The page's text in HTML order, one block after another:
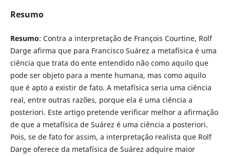
Resumo
Resumo: Contra a interpretação de François Courtine, Rolf
Darge afirma que para Francisco Suárez a metafísica é uma
ciência que trata do ente entendido não como aquilo que
pode ser objeto para a mente humana, mas como aquilo
que é apto a existir de fato. A metafísica seria uma ciência
real, entre outras razões, porque ela é uma ciência a
posteriori. Este artigo pretende verificar melhor a afirmação
de que a metafísica de Suárez é uma ciência a posteriori.
Pois, se de fato for assim, a interpretação realista que Rolf
Darge oferece da metafísica de Suárez adquire maior